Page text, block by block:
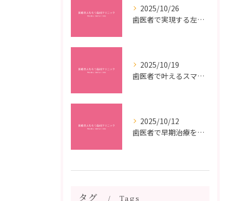
2025/10/26
歯医者で実現する左右対称治療のポイントと矯正治療選びの疑問解決ガイド
2025/10/19
歯医者で叶えるスマイルメイクオーバーなら福岡県福岡市博多区博多駅前の最新矯正治療解説
2025/10/12
歯医者で早期治療を受けるメリットと虫歯悪化を防ぐ最短ステップ
タグ Tags